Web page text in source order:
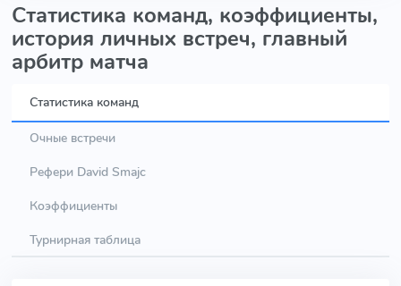
Статистика команд, коэффициенты,
история личных встреч, главный
арбитр матча
Статистика команд
Очные встречи
Рефери David Smajc
Коэффициенты
Турнирная таблица